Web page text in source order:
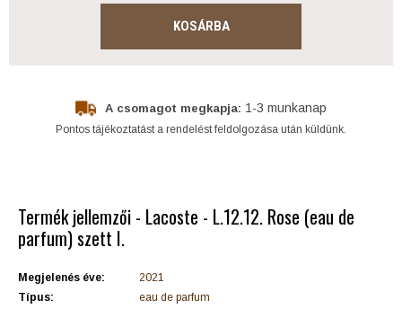
KOSÁRBA
A csomagot megkapja: 1-3 munkanap
Pontos tájékoztatást a rendelést feldolgozása után küldünk.
Termék jellemzői - Lacoste - L.12.12. Rose (eau de
parfum) szett I.
Megjelenés éve:
2021
Típus:
eau de parfum